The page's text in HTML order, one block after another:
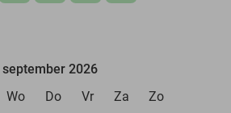
september 2026
Wo Do Vr Za Zo